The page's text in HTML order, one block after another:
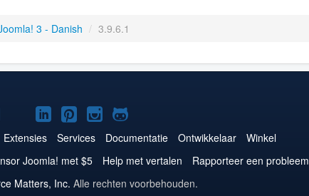
3 - Danish / 3.9.6.1
op
Joomla!
op
YouTube
Joomla!
op
LinkedIn
Joomla!
op
Pinterest
Joomla!
op
Instagram
Joomla!
op
GitHub
Extensies Services Documentatie Ontwikkelaar
Winkel
Joomla! met $5 Help met vertalen Rapporteer een probleem
Matters, Inc. Alle rechten voorbehouden.